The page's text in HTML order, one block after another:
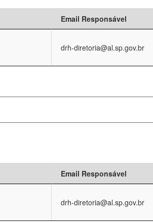
Email Responsável
drh-diretoria@al.sp.gov.br
Email Responsável
drh-diretoria@al.sp.gov.br